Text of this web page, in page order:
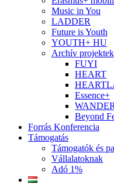
Music in You
LADDER
Future is Youth
YOUTH+ HU
Archív projektek
FUYI
HEART
Essence+
Beyond
Forrás Konferencia
Támogatás
Támogatók és
Vállalatoknak
Adó 1%